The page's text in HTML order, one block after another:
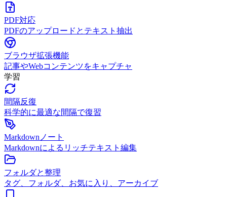
PDF対応
PDFのアップロードとテキスト抽出
ブラウザ拡張機能
記事やWebコンテンツをキャプチャ
学習
間隔反復
科学的に最適な間隔で復習
Markdownノート
Markdownによるリッチテキスト編集
フォルダと整理
タグ、フォルダ、お気に入り、アーカイブ